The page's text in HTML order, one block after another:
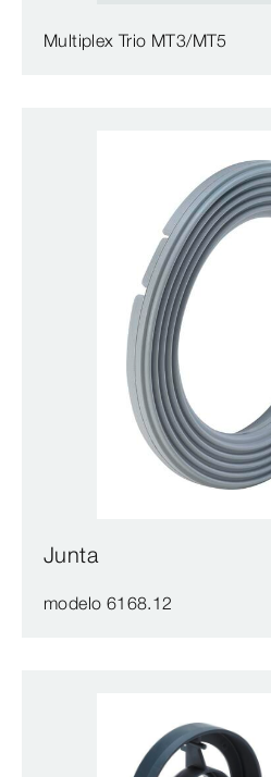
Multiplex Trio MT3/MT5
Junta
modelo 6168.12